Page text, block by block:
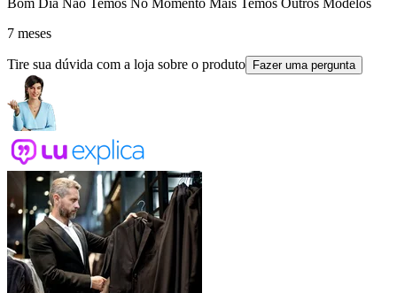
Bom Dia Não Temos No Momento Mais Temos Outros Modelos
7 meses
Tire sua dúvida com a loja sobre o produto Fazer uma pergunta